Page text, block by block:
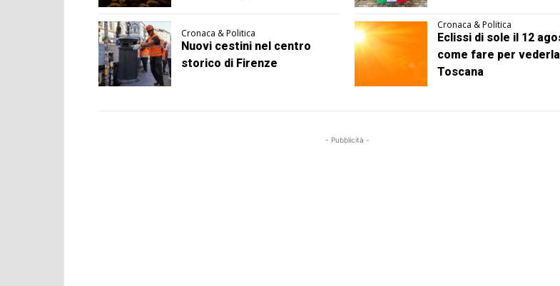
Cronaca & Politica
Nuovi cestini nel centro
storico di Firenze
Cronaca & Politica
Eclissi di sole il 12
come fare per
Toscana
- Pubblicità -